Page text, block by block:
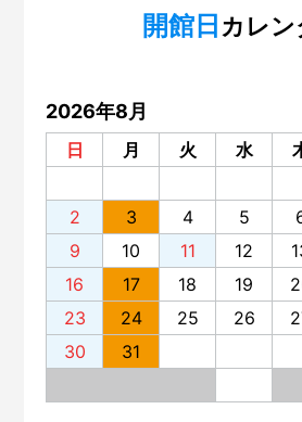
開館日 カレン
2026年8月
日 月 火 水
2
3 4 5
9
10 11 12
16
17 18 19
23
24 25 26
30
31